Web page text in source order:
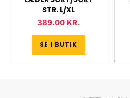
STR. L/XL
389.00 KR.
SE I BUTIK